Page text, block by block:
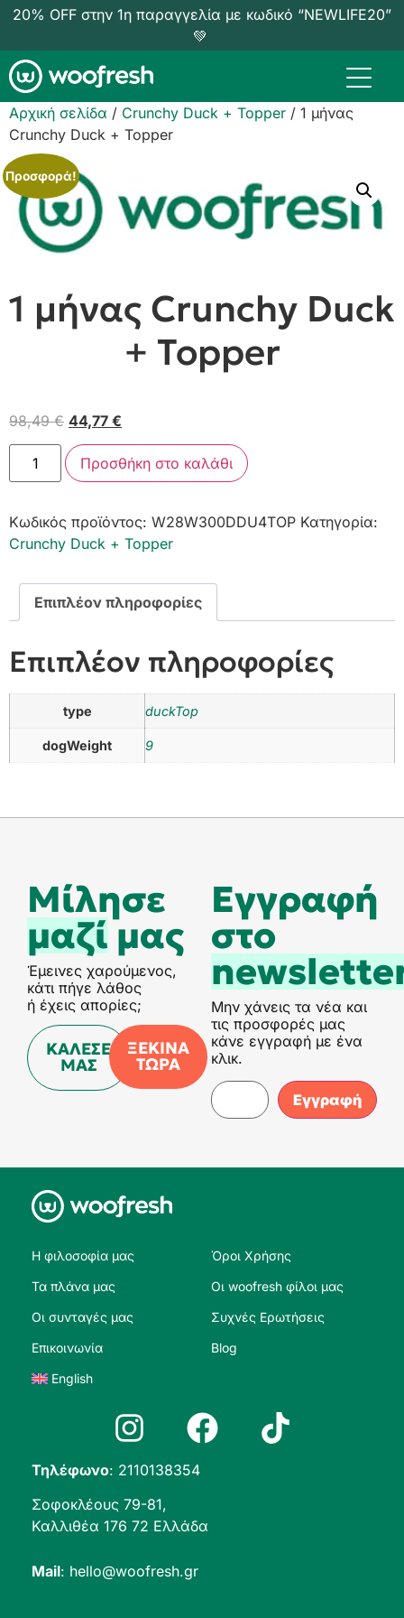
20% OFF στην 1η παραγγελία με κωδικό “NEWLIFE20”
💚
Αρχική σελίδα / Crunchy Duck + Topper / 1 μήνας
Crunchy Duck + Topper
Προσφορά!
1 μήνας Crunchy Duck
+ Topper
98,49€ 44,77 €
Προσθήκη στο καλάθι
Κωδικός προϊόντος: W28W300DDU4TOP Κατηγορία:
Crunchy Duck + Topper
Επιπλέον πληροφορίες
Επιπλέον πληροφορίες
type duckTop
dogWeight 9
Μίλησε
μαζίμας
Έμεινες χαρούμενος,
κάτι πήγε λάθος
ή έχεις απορίες;
ΚΑΛΕΣΕ
ΜΑΣ
ΞΕΚΙΝΑ
ΤΩΡΑ
Eγγραφή
στο
Μην χάνεις τα νέα και
τις προσφορές μας
κάνε εγγραφή με ένα
κλικ.
Η φιλοσοφία μας
Τα πλάνα μας
Οι συνταγές μας
Επικοινωνία
English
Όροι Χρήσης
Οι woofresh φίλοι μας
Συχνές Ερωτήσεις
Blog
Τηλέφωνο: 2110138354
Σοφοκλέους 79-81,
Καλλιθέα 176 72 Ελλάδα
Mail: hello@woofresh.gr